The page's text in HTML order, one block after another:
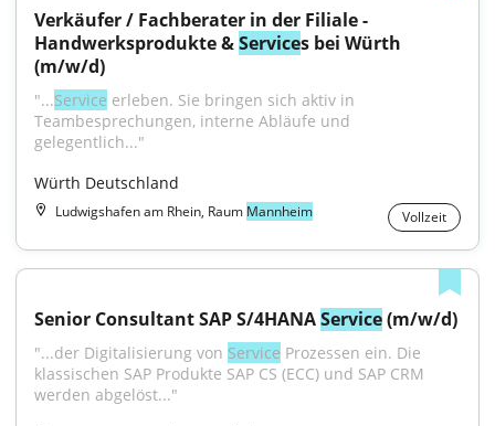
Verkäufer / Fachberater in der Filiale -
Handwerksprodukte & Services bei Würth
(m/w/d)
"...Service erleben. Sie bringen sich aktiv in
Teambesprechungen, interne Abläufe und
gelegentlich..."
Würth Deutschland
Ludwigshafen am Rhein, Raum Mannheim Vollzeit
Senior Consultant SAP S/4HANA Service (m/w/d)
"...der Digitalisierung von Service Prozessen ein. Die
klassischen SAP Produkte SAP CS (ECC) und SAP CRM
werden abgelöst..."